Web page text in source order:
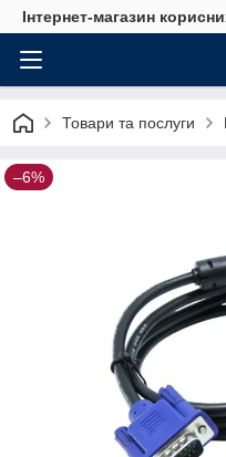
Інтернет-магазин
Товари та послуги
–6%